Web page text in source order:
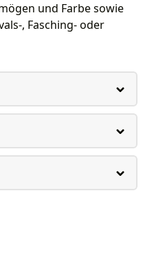
und Farbe sowie
, Fasching- oder